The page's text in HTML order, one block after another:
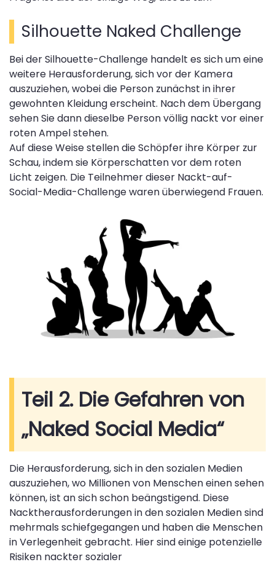
Silhouette Naked Challenge
Bei der Silhouette-Challenge handelt es sich um eine
weitere Herausforderung, sich vor der Kamera
auszuziehen, wobei die Person zunächst in ihrer
gewohnten Kleidung erscheint. Nach dem Übergang
sehen Sie dann dieselbe Person völlig nackt vor einer
roten Ampel stehen.
Auf diese Weise stellen die Schöpfer ihre Körper zur
Schau, indem sie Körperschatten vor dem roten
Licht zeigen. Die Teilnehmer dieser Nackt-auf-
Social-Media-Challenge waren überwiegend Frauen.
Teil 2. Die Gefahren von
„Naked Social Media“
Die Herausforderung, sich in den sozialen Medien
auszuziehen, wo Millionen von Menschen einen sehen
können, ist an sich schon beängstigend. Diese
Nacktherausforderungen in den sozialen Medien sind
mehrmals schiefgegangen und haben die Menschen
in Verlegenheit gebracht. Hier sind einige potenzielle
Risiken nackter sozialer